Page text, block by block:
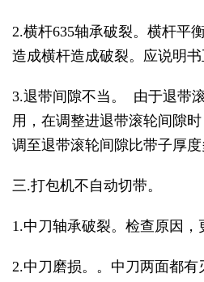
2.横杆635轴承破裂。横杆平
造成横杆造成破裂。应说明书
3.退带间隙不当。 由于退带
用，在调整进退带滚轮间隙
调至退带滚轮间隙比带子厚度
三.打包机不自动切带。
1.中刀轴承破裂。检查原因，
2.中刀磨损。。中刀两面都